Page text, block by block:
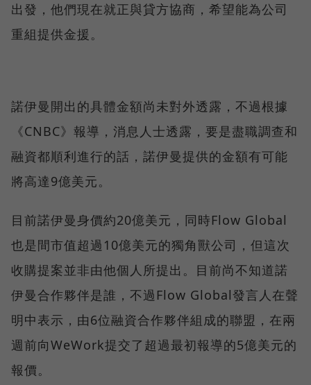
出發，他們現在就正與貸方協商，希望能為公司
重組提供金援。
諾伊曼開出的具體金額尚未對外透露，不過根據
《CNBC》報導，消息人士透露，要是盡職調查和
融資都順利進行的話，諾伊曼提供的金額有可能
將高達9億美元。
目前諾伊曼身價約20億美元，同時Flow Global
也是間市值超過10億美元的獨角獸公司，但這次
收購提案並非由他個人所提出。目前尚不知道諾
伊曼合作夥伴是誰，不過Flow Global發言人在聲
明中表示，由6位融資合作夥伴組成的聯盟，在兩
週前向WeWork提交了超過最初報導的5億美元的
報價。